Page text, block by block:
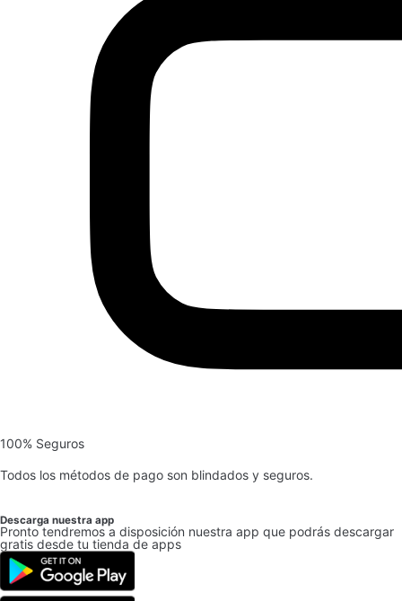
100% Seguros
Todos los métodos de pago son blindados y seguros.
Descarga nuestra app
Pronto tendremos a disposición nuestra app que podrás descargar
gratis desde tu tienda de apps